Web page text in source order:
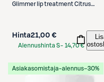
Glimmer lip treatment Citrus
Hinta21,00 €
Alennushinta S- 14,70 €
Asiakasomistaja-alennus−30%